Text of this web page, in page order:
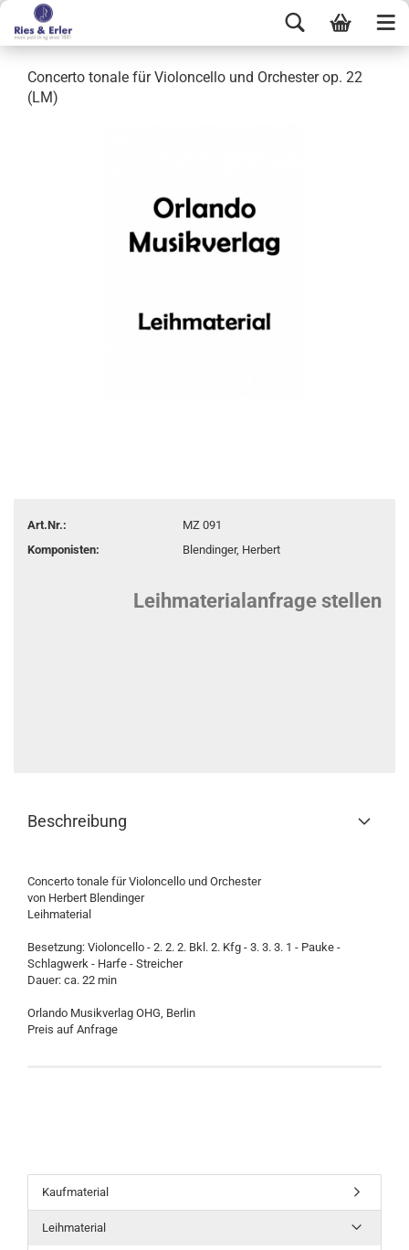
Concerto tonale für Violoncello und Orchester op. 22
(LM)
Art.Nr.:
MZ 091
Komponisten:
Blendinger, Herbert
Leihmaterialanfrage stellen
Beschreibung
Concerto tonale für Violoncello und Orchester
von Herbert Blendinger
Leihmaterial
Besetzung: Violoncello - 2. 2. 2. Bkl. 2. Kfg - 3. 3. 3. 1 - Pauke -
Schlagwerk - Harfe - Streicher
Dauer: ca. 22 min
Orlando Musikverlag OHG, Berlin
Preis auf Anfrage
Kaufmaterial
Leihmaterial